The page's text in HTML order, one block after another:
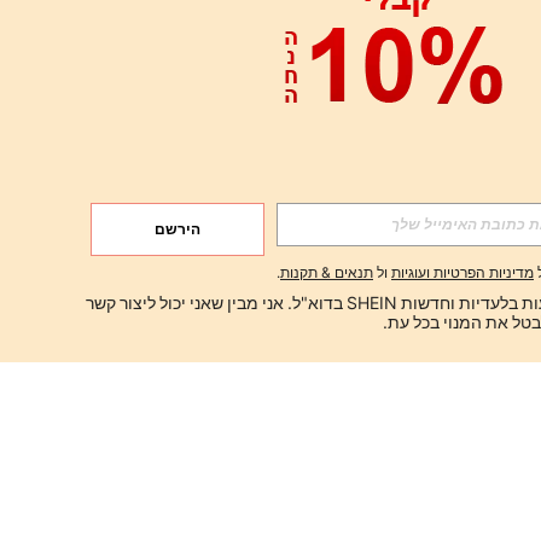
הירשם
מדיניות הפרטיות ועוגיות ול תנאים & תקנות.
ברצוני לקבל הצעות בלעדיות וחדשות SHEIN בדוא"ל. אני מבין שאני יכול ליצור קשר